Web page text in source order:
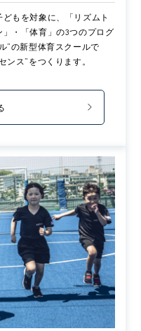
もを対象に、「リズムト
・「体育」の3つのプログ
”の新型体育スクールで
ス”をつくります。